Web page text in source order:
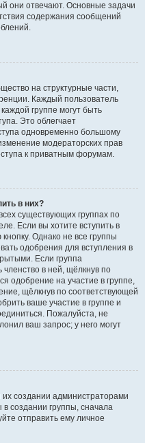
они отвечают. Основные задачи
содержания сообщений
на структурные части,
Каждый пользователь
группе могут быть
Это облегчает
одновременно большому
модераторских прав
к приватным форумам.
в них?
существующих группах по
Если вы хотите вступить в
Однако не все группы
одобрения для вступления в
Если группа
в ней, щёлкнув по
одобрение на участие в группе,
щёлкнув по соответствующей
ваше участие в группе и
Пожалуйста, не
ваш запрос; у него могут
создании администраторами
создании группы, сначала
отправить ему личное